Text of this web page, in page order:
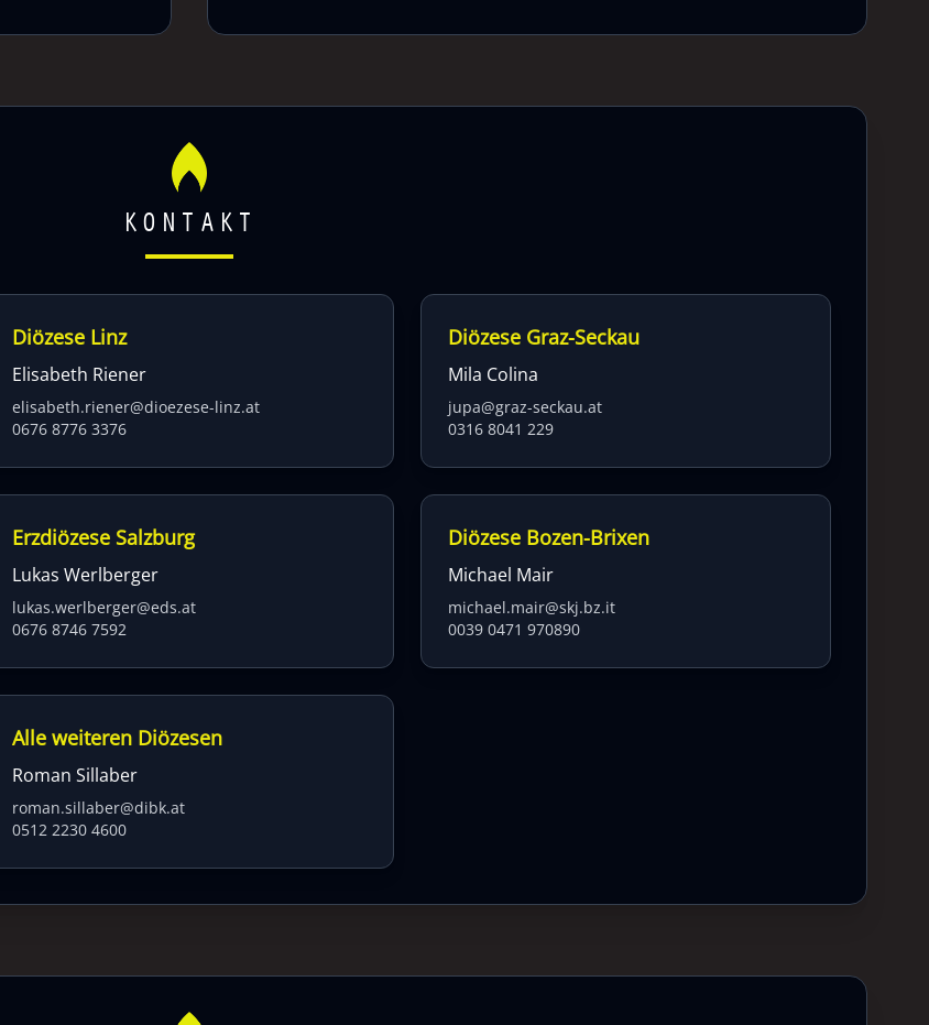
KONTAKT
Diözese Linz
Elisabeth Riener
elisabeth.riener@dioezese-linz.at
0676 8776 3376
Diözese Graz-Seckau
Mila Colina
jupa@graz-seckau.at
0316 8041 229
Erzdiözese Salzburg
Lukas Werlberger
lukas.werlberger@eds.at
0676 8746 7592
Diözese Bozen-Brixen
Michael Mair
michael.mair@skj.bz.it
0039 0471 970890
Alle weiteren Diözesen
Roman Sillaber
roman.sillaber@dibk.at
0512 2230 4600